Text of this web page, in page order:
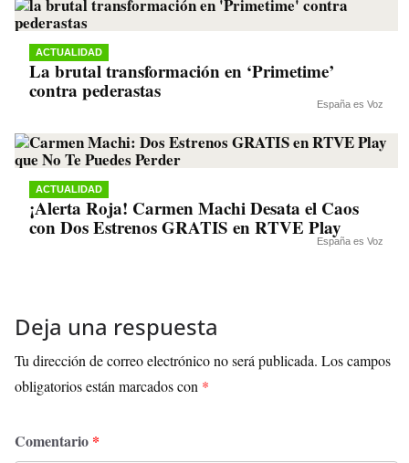
ACTUALIDAD
La brutal transformación en ‘Primetime’
contra pederastas
España es Voz
ACTUALIDAD
¡Alerta Roja! Carmen Machi Desata el Caos
con Dos Estrenos GRATIS en RTVE Play
España es Voz
Deja una respuesta
Tu dirección de correo electrónico no será publicada. Los campos
obligatorios están marcados con *
Comentario *